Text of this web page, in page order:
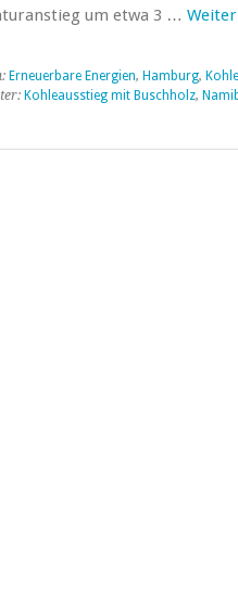
um etwa 3 …
Erneuerbare Energien, Hamburg,
Kohleausstieg mit Buschholz,